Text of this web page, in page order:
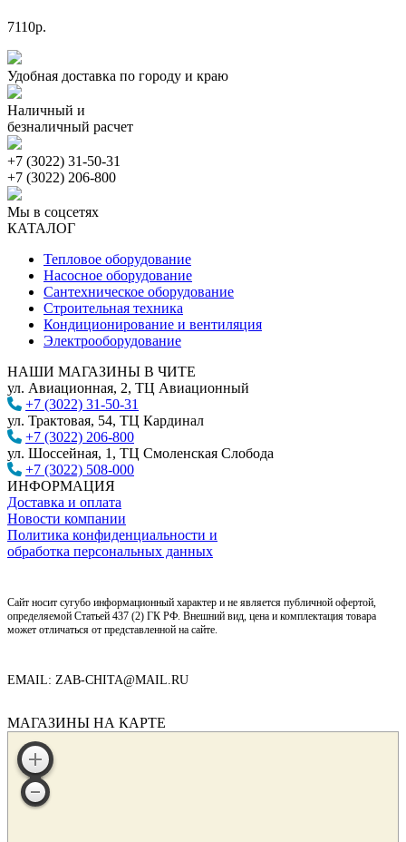
7110р.
Удобная доставка по городу и краю
Наличный и
безналичный расчет
+7 (3022) 31-50-31
+7 (3022) 206-800
Мы в соцсетях
КАТАЛОГ
Тепловое оборудование
Насосное оборудование
Сантехническое оборудование
Строительная техника
Кондиционирование и вентиляция
Электрооборудование
НАШИ МАГАЗИНЫ В ЧИТЕ
ул. Авиационная, 2, ТЦ Авиационный
+7 (3022) 31-50-31
ул. Трактовая, 54, ТЦ Кардинал
+7 (3022) 206-800
ул. Шоссейная, 1, ТЦ Смоленская Слобода
+7 (3022) 508-000
ИНФОРМАЦИЯ
Доставка и оплата
Новости компании
Политика конфиденциальности и
обработка персональных данных
Сайт носит сугубо информационный характер и не является публичной офертой,
определяемой Статьей 437 (2) ГК РФ. Внешний вид, цена и комплектация товара
может отличаться от представленной на сайте.
EMAIL: ZAB-CHITA@MAIL.RU
МАГАЗИНЫ НА КАРТЕ